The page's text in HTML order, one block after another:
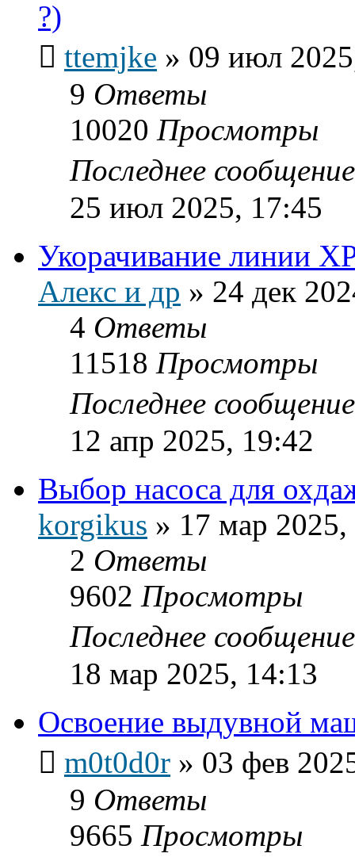
?)
ttemjke » 09 июл
9 Ответы
10020 Просмотры
Последнее
25 июл 2025, 17:45
Укорачивание линии
Алекс и др » 24 дек
4 Ответы
11518 Просмотры
Последнее
12 апр 2025, 19:42
Выбор насоса для
korgikus » 17 мар
2 Ответы
9602 Просмотры
Последнее
18 мар 2025, 14:13
Освоение выдувной
m0t0d0r » 03 фев
9 Ответы
9665 Просмотры